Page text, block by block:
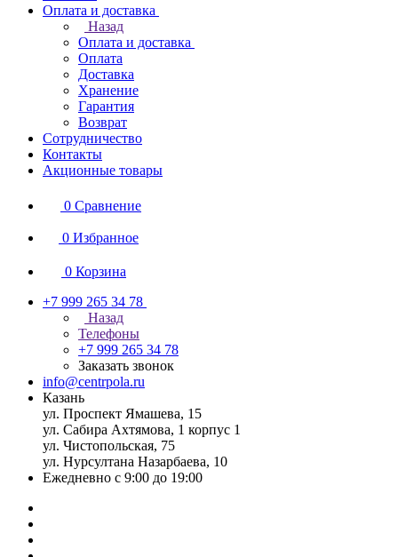
Оплата и доставка
Назад
Оплата и доставка
Оплата
Доставка
Хранение
Гарантия
Возврат
Сотрудничество
Контакты
Акционные товары
0 Сравнение
0 Избранное
0 Корзина
+7 999 265 34 78
Назад
Телефоны
+7 999 265 34 78
Заказать звонок
info@centrpola.ru
Казань
ул. Проспект Ямашева, 15
ул. Сабира Ахтямова, 1 корпус 1
ул. Чистопольская, 75
ул. Нурсултана Назарбаева, 10
Ежедневно с 9:00 до 19:00